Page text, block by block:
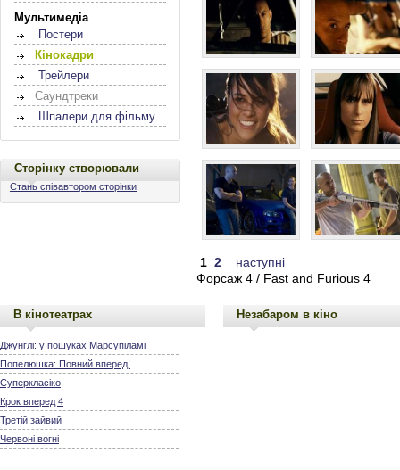
Мультимедіа
Постери
Кінокадри
Трейлери
Саундтреки
Шпалери для фільму
Сторінку створювали
Стань співавтором сторінки
1 2
наступні
Форсаж 4 / Fast and Furious 4
В кінотеатрах
Джунглі: у пошуках Марсупіламі
Попелюшка: Повний вперед!
Суперкласіко
Крок вперед 4
Третій зайвий
Червоні вогні
Незабаром в кіно